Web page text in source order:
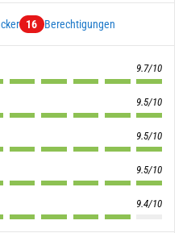
16 Berechtigungen
9.7/10
9.5/10
9.5/10
9.5/10
9.4/10